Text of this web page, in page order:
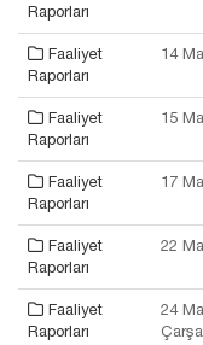
Raporları
Faaliyet
Raporları
14
Faaliyet
Raporları
15
Faaliyet
Raporları
17
Faaliyet
Raporları
22
Faaliyet
Raporları
24